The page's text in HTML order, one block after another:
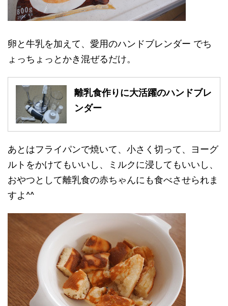
卵と牛乳を加えて、愛用のハンドブレンダー でち
ょっちょっとかき混ぜるだけ。
離乳食作りに大活躍のハンドブレ
ンダー
あとはフライパンで焼いて、小さく切って、ヨーグ
ルトをかけてもいいし、ミルクに浸してもいいし、
おやつとして離乳食の赤ちゃんにも食べさせられま
すよ^^